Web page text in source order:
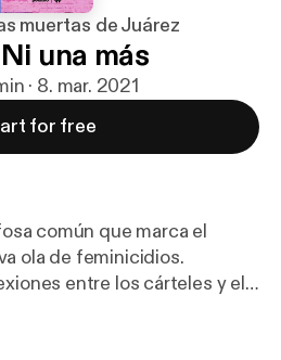
muertas de Juárez
una más
· 8. mar. 2021
for free
común que marca el
ola de feminicidios.
entre los cárteles y el
con Paula Flores sobre